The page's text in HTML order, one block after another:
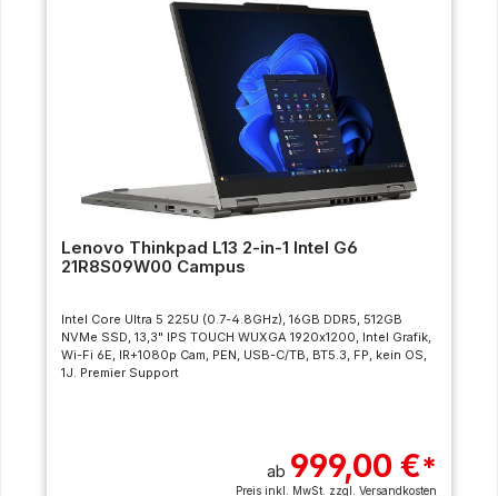
Lenovo Thinkpad L13 2-in-1 Intel G6
21R8S09W00 Campus
Intel Core Ultra 5 225U (0.7-4.8GHz), 16GB DDR5, 512GB
NVMe SSD, 13,3" IPS TOUCH WUXGA 1920x1200, Intel Grafik,
Wi-Fi 6E, IR+1080p Cam, PEN, USB-C/TB, BT5.3, FP, kein OS,
1J. Premier Support
ab 999,00 €*
Preis inkl. MwSt. zzgl.Versandkosten